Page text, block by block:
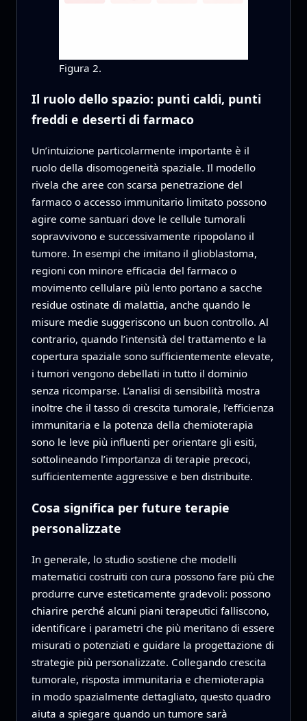
Figura 2.
Il ruolo dello spazio: punti caldi, punti
freddi e deserti di farmaco
Un’intuizione particolarmente importante è il
ruolo della disomogeneità spaziale. Il modello
rivela che aree con scarsa penetrazione del
farmaco o accesso immunitario limitato possono
agire come santuari dove le cellule tumorali
sopravvivono e successivamente ripopolano il
tumore. In esempi che imitano il glioblastoma,
regioni con minore efficacia del farmaco o
movimento cellulare più lento portano a sacche
residue ostinate di malattia, anche quando le
misure medie suggeriscono un buon controllo. Al
contrario, quando l’intensità del trattamento e la
copertura spaziale sono sufficientemente elevate,
i tumori vengono debellati in tutto il dominio
senza ricomparse. L’analisi di sensibilità mostra
inoltre che il tasso di crescita tumorale, l’efficienza
immunitaria e la potenza della chemioterapia
sono le leve più influenti per orientare gli esiti,
sottolineando l’importanza di terapie precoci,
sufficientemente aggressive e ben distribuite.
Cosa significa per future terapie
personalizzate
In generale, lo studio sostiene che modelli
matematici costruiti con cura possono fare più che
produrre curve esteticamente gradevoli: possono
chiarire perché alcuni piani terapeutici falliscono,
identificare i parametri che più meritano di essere
misurati o potenziati e guidare la progettazione di
strategie più personalizzate. Collegando crescita
tumorale, risposta immunitaria e chemioterapia
in modo spazialmente dettagliato, questo quadro
aiuta a spiegare quando un tumore sarà